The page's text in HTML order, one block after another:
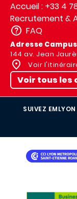
Accueil : +33 4
Recrutement &
FAQ
Adresse
144 av. Jean
Voir
Voir tous les
SUIVEZ
IMAGE